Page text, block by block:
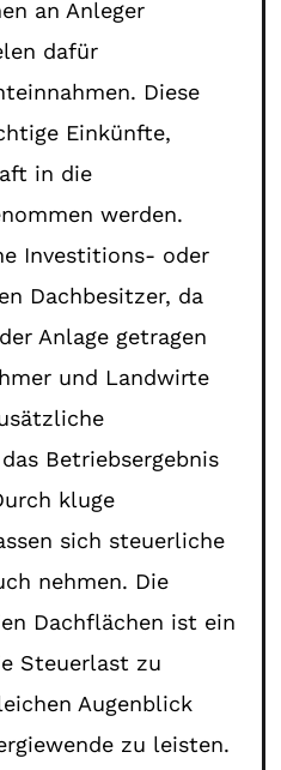
an Anleger
dafür
Diese
Einkünfte,
in die
werden.
Investitions- oder
Dachbesitzer, da
Anlage getragen
und Landwirte
Betriebsergebnis
kluge
sich steuerliche
nehmen. Die
Dachflächen ist ein
Steuerlast zu
Augenblick
zu leisten.